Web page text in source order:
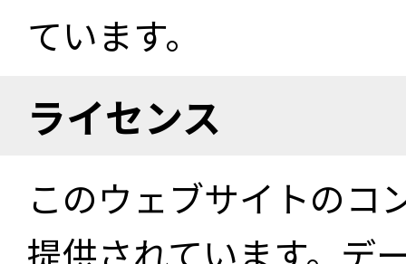
ています。
ライセンス
このウェブサイトのコ
提供されています。デ